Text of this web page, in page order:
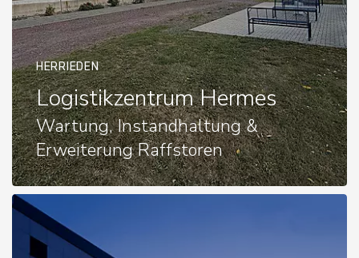
HERRIEDEN
Logistikzentrum Hermes
Wartung, Instandhaltung &
Erweiterung Raffstoren